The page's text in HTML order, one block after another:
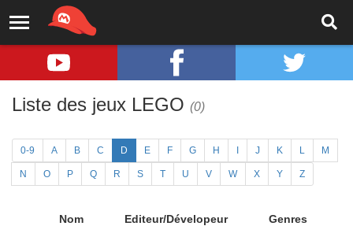
Liste des jeux LEGO (0)
0-9 A B C D E F G H J K L M
N O P Q R S T U V W X Y Z
Nom Editeur/Dévelopeur Genres